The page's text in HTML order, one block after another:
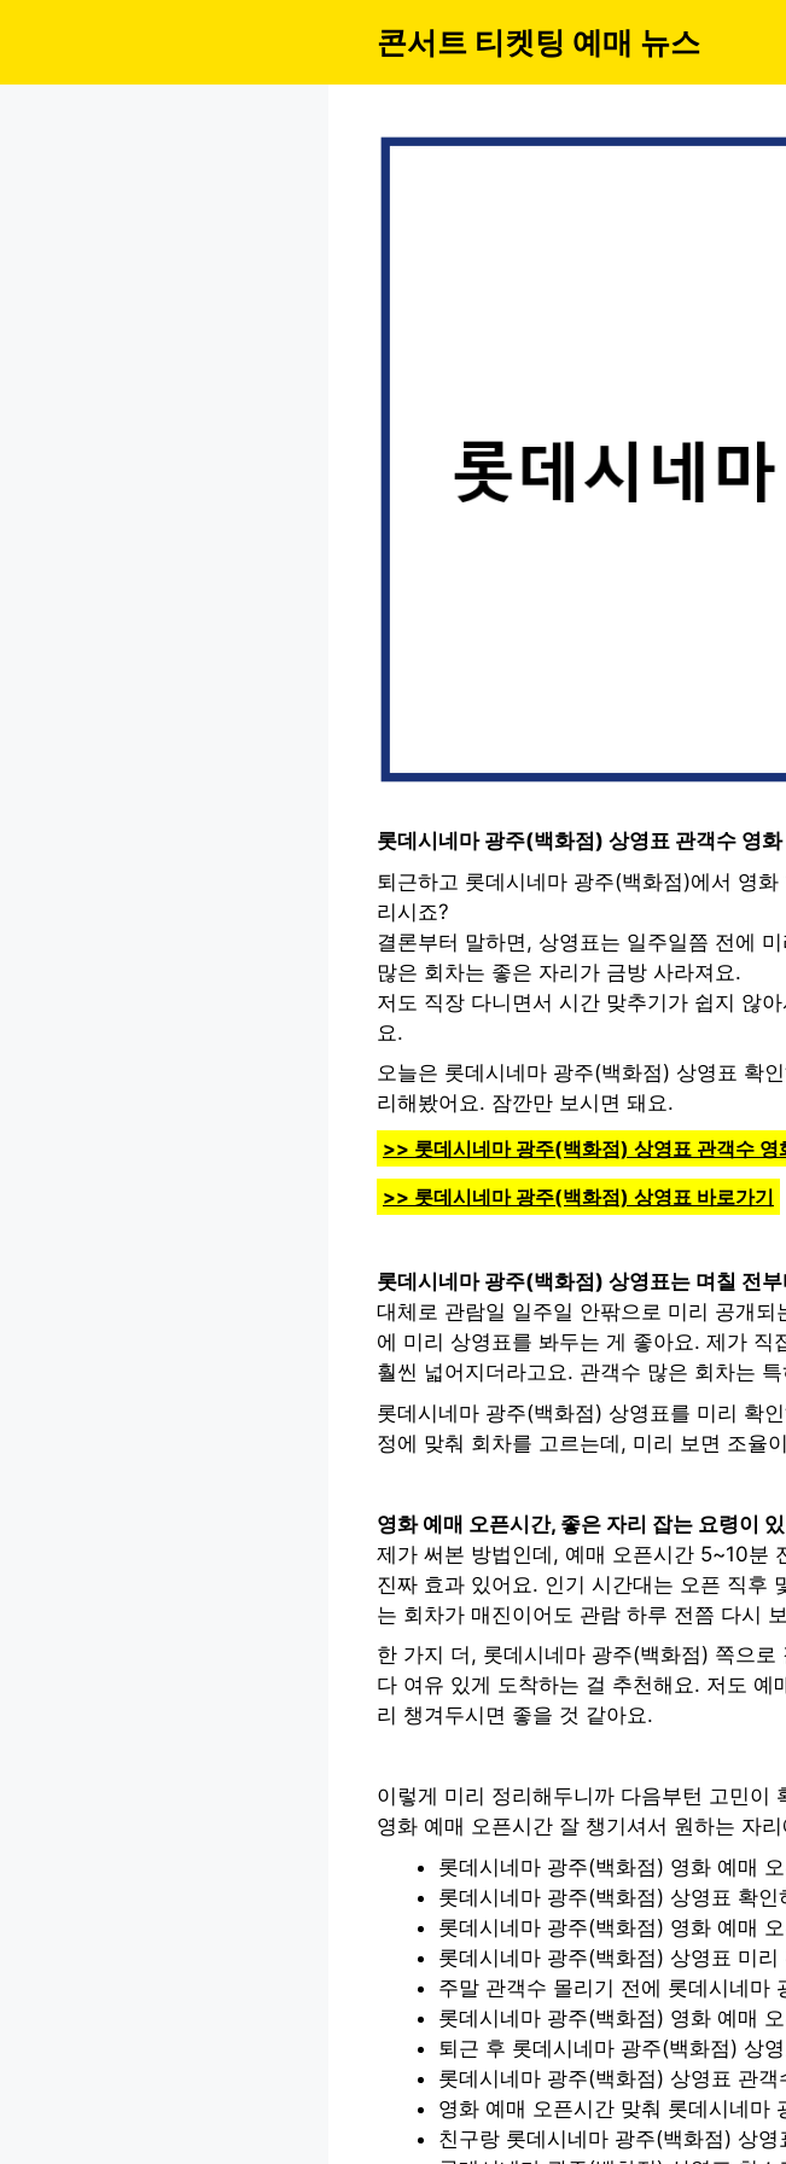
콘서트 티켓팅 예매 뉴스
롯데시네마 광주(백화점) 상영표 관객수 영
퇴근하고 롯데시네마 광주(백화점)에서 영
리시죠?
결론부터 말하면, 상영표는 일주일쯤 전에
많은 회차는 좋은 자리가 금방 사라져요.
저도 직장 다니면서 시간 맞추기가 쉽지 않
요.
오늘은 롯데시네마 광주(백화점) 상영표 확
리해봤어요. 잠깐만 보시면 돼요.
>> 롯데시네마 광주(백화점) 상영표 관객수
>> 롯데시네마 광주(백화점) 상영표 바로가기
롯데시네마 광주(백화점) 상영표는 며칠 전
대체로 관람일 일주일 안팎으로 미리 공개
에 미리 상영표를 봐두는 게 좋아요. 제가
훨씬 넓어지더라고요. 관객수 많은 회차는
롯데시네마 광주(백화점) 상영표를 미리 확
정에 맞춰 회차를 고르는데, 미리 보면 조율
영화 예매 오픈시간, 좋은 자리 잡는 요령이
제가 써본 방법인데, 예매 오픈시간 5~10분
진짜 효과 있어요. 인기 시간대는 오픈 직후
는 회차가 매진이어도 관람 하루 전쯤 다시
한 가지 더, 롯데시네마 광주(백화점) 쪽으
다 여유 있게 도착하는 걸 추천해요. 저도
리 챙겨두시면 좋을 것 같아요.
이렇게 미리 정리해두니까 다음부턴 고민이
영화 예매 오픈시간 잘 챙기셔서 원하는 자
롯데시네마 광주(백화점) 영화 예매
롯데시네마 광주(백화점) 상영표 확
롯데시네마 광주(백화점) 영화 예매
롯데시네마 광주(백화점) 상영표 미
주말 관객수 몰리기 전에 롯데시네마
롯데시네마 광주(백화점) 영화 예매
퇴근 후 롯데시네마 광주(백화점) 상
롯데시네마 광주(백화점) 상영표 관
영화 예매 오픈시간 맞춰 롯데시네마
친구랑 롯데시네마 광주(백화점) 상